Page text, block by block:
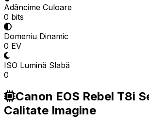
Adâncime Culoare
0 bits
Domeniu Dinamic
0 EV
ISO Lumină Slabă
0
Canon EOS Rebel T8i
Calitate Imagine